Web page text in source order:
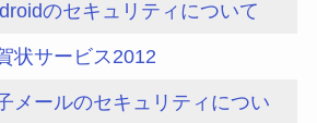
のセキュリティについて
状サービス2012
メールのセキュリティについ